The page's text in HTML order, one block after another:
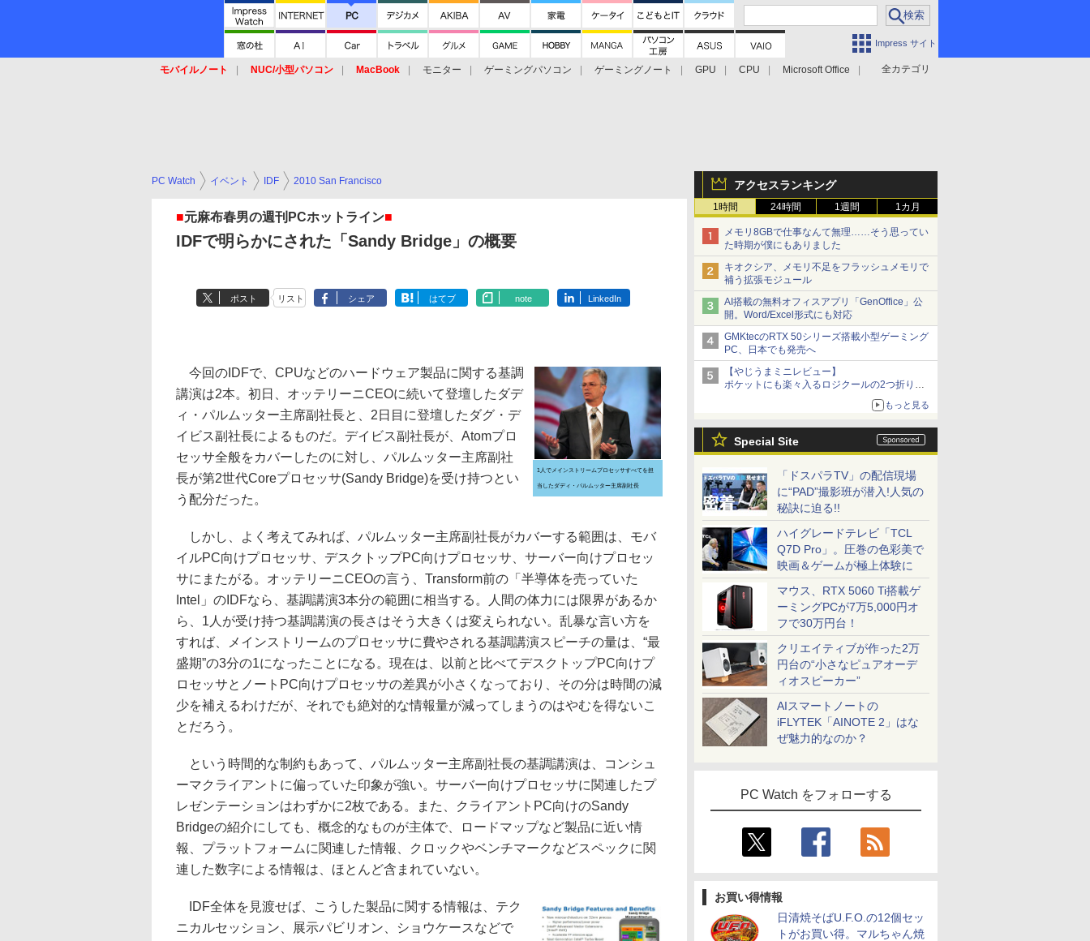
Impress サイト
全カテゴリ
モバイルノート NUC/小型パソコン MacBook モニター ゲーミングパソコン ゲーミングノート GPU CPU
Microsoft Office
アクセスランキング
1時間 24時間 1週間 1カ月
メモリ8GBで仕事なんて無理……そう思ってい
た時期が僕にもありました
キオクシア、メモリ不足をフラッシュメモリで
補う拡張モジュール
AI搭載の無料オフィスアプリ「GenOffice」公
開。Word/Excel形式にも対応
GMKtecのRTX 50シリーズ搭載小型ゲーミング
PC、日本でも発売へ
【やじうまミニレビュー】
ポケットにも楽々入るロジクールの2つ折りマ
ウス「Mobi Fold」。その気になるギミックと
もっと見る
Special Site
「ドスパラTV」の配信現場
に“PAD”撮影班が潜入!人気の
秘訣に迫る!!
ハイグレードテレビ「TCL
Q7D Pro」。圧巻の色彩美で
映画＆ゲームが極上体験に
マウス、RTX 5060 Ti搭載ゲ
ーミングPCが7万5,000円オ
フで30万円台！
クリエイティブが作った2万
円台の“小さなピュアオーデ
ィオスピーカー”
AIスマートノートの
iFLYTEK「AINOTE 2」はな
ぜ魅力的なのか？
PC Watch をフォローする
お買い得情報
日清焼そばU.F.O.の12個セッ
トがお買い得。マルちゃん焼
PC Watch イベント IDF 2010 San Francisco
■元麻布春男の週刊PCホットライン■
IDFで明らかにされた「Sandy Bridge」の概要
ポスト リスト シェア はてブ note LinkedIn
1人でメインストリームプロセッサすべてを担
当したダディ・パルムッター主席副社長
今回のIDFで、CPUなどのハードウェア製品に関する基調
講演は2本。初日、オッテリーニCEOに続いて登壇したダデ
ィ・パルムッター主席副社長と、2日目に登壇したダグ・デ
イビス副社長によるものだ。デイビス副社長が、Atomプロ
セッサ全般をカバーしたのに対し、パルムッター主席副社
長が第2世代Coreプロセッサ(Sandy Bridge)を受け持つとい
う配分だった。
しかし、よく考えてみれば、パルムッター主席副社長がカバーする範囲は、モバ
イルPC向けプロセッサ、デスクトップPC向けプロセッサ、サーバー向けプロセッ
サにまたがる。オッテリーニCEOの言う、Transform前の「半導体を売っていた
Intel」のIDFなら、基調講演3本分の範囲に相当する。人間の体力には限界があるか
ら、1人が受け持つ基調講演の長さはそう大きくは変えられない。乱暴な言い方を
すれば、メインストリームのプロセッサに費やされる基調講演スピーチの量は、“最
盛期”の3分の1になったことになる。現在は、以前と比べてデスクトップPC向けプ
ロセッサとノートPC向けプロセッサの差異が小さくなっており、その分は時間の減
少を補えるわけだが、それでも絶対的な情報量が減ってしまうのはやむを得ないこ
とだろう。
という時間的な制約もあって、パルムッター主席副社長の基調講演は、コンシュ
ーマクライアントに偏っていた印象が強い。サーバー向けプロセッサに関連したプ
レゼンテーションはわずかに2枚である。また、クライアントPC向けのSandy
Bridgeの紹介にしても、概念的なものが主体で、ロードマップなど製品に近い情
報、プラットフォームに関連した情報、クロックやベンチマークなどスペックに関
連した数字による情報は、ほとんど含まれていない。
IDF全体を見渡せば、こうした製品に関する情報は、テク
ニカルセッション、展示パビリオン、ショウケースなどで